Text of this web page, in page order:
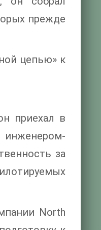
прежде
цепью» к
приехал в
инженером-
за
North